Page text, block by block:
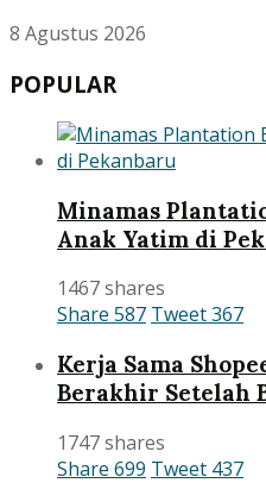
8 Agustus 2026
POPULAR
Minamas
Anak Yatim di
1467 shares
Share 587 Tweet367
Kerja Sama
Berakhir Setelah
1747 shares
Share 699 Tweet 437